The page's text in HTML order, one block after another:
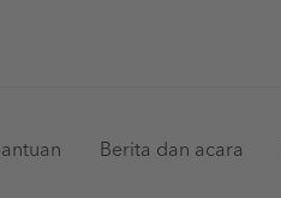
Berita dan acara